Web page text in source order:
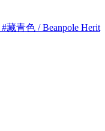
#藏青色 / Beanpole Herit